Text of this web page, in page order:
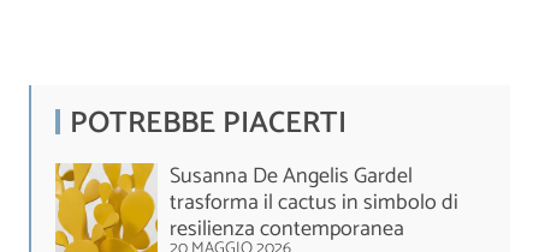
POTREBBE PIACERTI
Susanna De Angelis Gardel
trasforma il cactus in simbolo di
resilienza contemporanea